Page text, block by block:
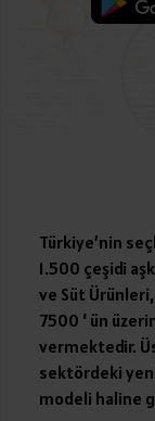
Türkiye’nin
1.500 çeşidi
ve Süt
7500 ‘ ün
vermektedir.
sektördeki
modeli haline